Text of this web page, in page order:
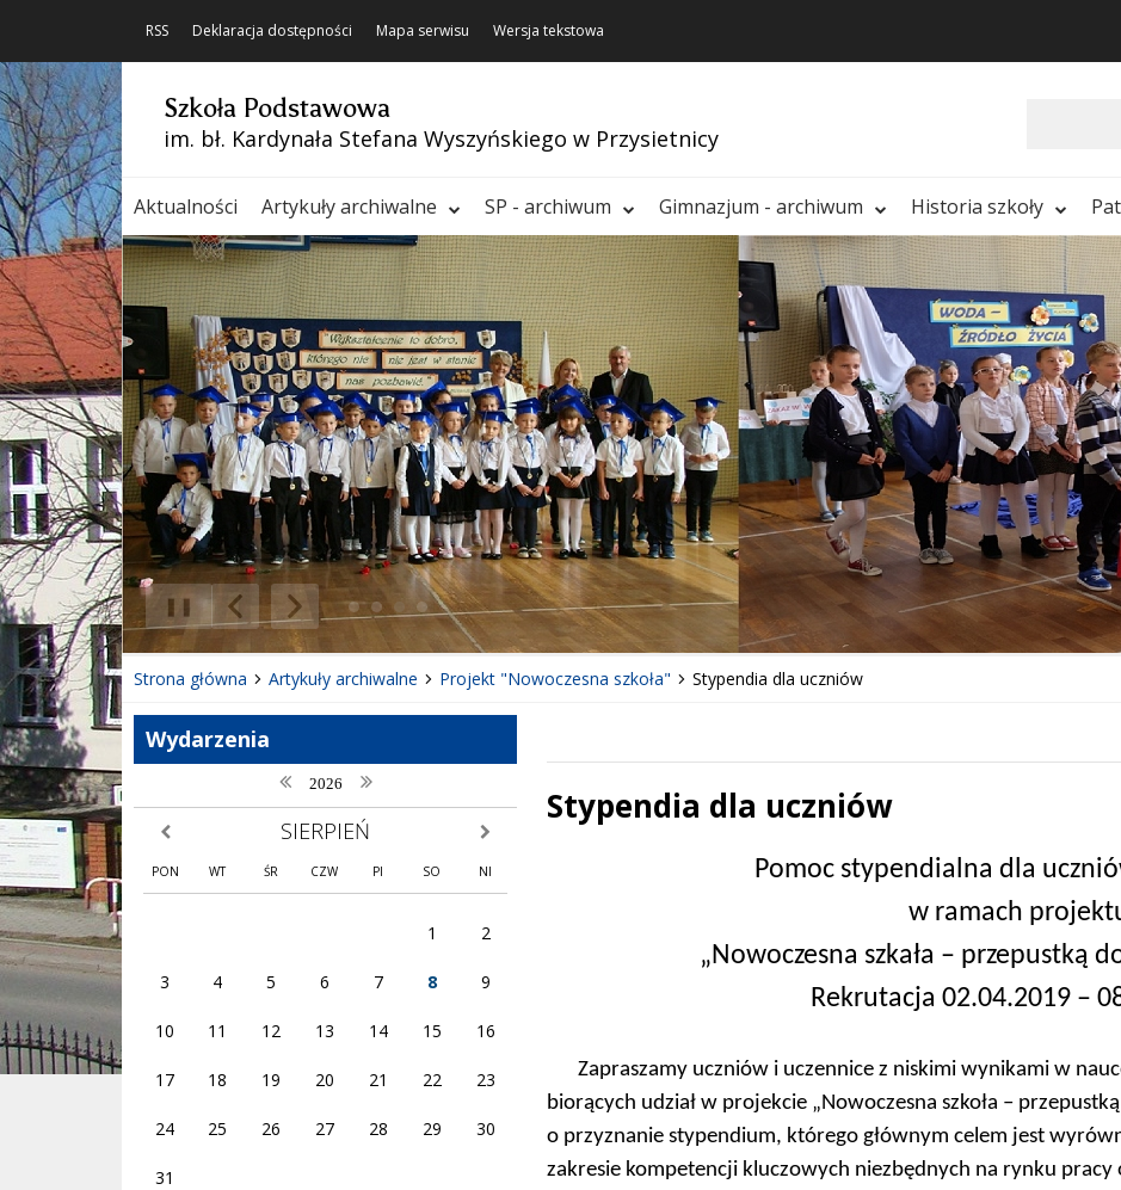
RSS Deklaracja dostępności Mapa serwisu Wersja tekstowa
Szkoła Podstawowa
im. bł. Kardynała Stefana Wyszyńskiego w Przysietnicy
Aktualności Artykuły archiwalne SP - archiwum Gimnazjum - archiwum Historia szkoły
Poprzedni Element
Następny Element
❚❚
Strona główna Artykuły archiwalne Projekt "Nowoczesna szkoła" Stypendia dla uczniów
Wydarzenia
poprzedni rok
2026 następny rok
poprzedni miesiąc SIERPIEŃ następny miesiąc
PON WT ŚR CZW PI SO NI
1 2
3 4 5 6 7 8 9
10 11 12 13 14 15 16
17 18 19 20 21 22 23
24 25 26 27 28 29 30
31
Stypendia dla uczniów
Pomoc stypendialna dla
w ramach
„Nowoczesna szkała – przepustką
Rekrutacja 02.04.2019 –
Zapraszamy uczniów i uczennice z niskimi wynikami w
biorących udział w projekcie „Nowoczesna szkoła –
o przyznanie stypendium, którego głównym celem jest
zakresie kompetencji kluczowych niezbędnych na rynku pracy